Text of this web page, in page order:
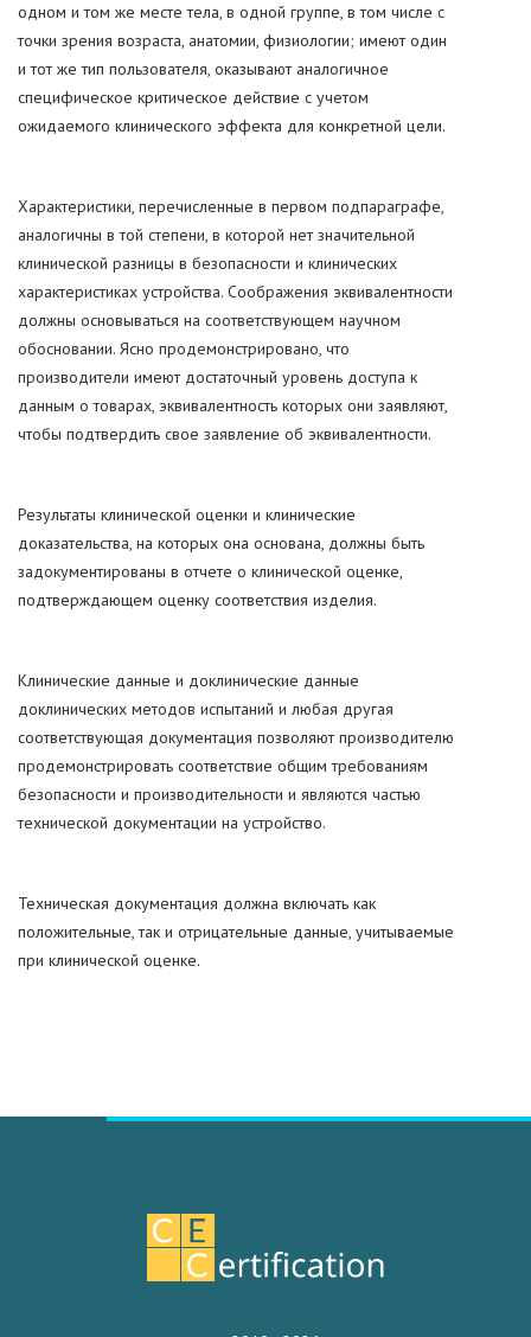
одном и том же месте тела, в одной группе, в том числе с
точки зрения возраста, анатомии, физиологии; имеют один
и тот же тип пользователя, оказывают аналогичное
специфическое критическое действие с учетом
ожидаемого клинического эффекта для конкретной цели.
Характеристики, перечисленные в первом подпараграфе,
аналогичны в той степени, в которой нет значительной
клинической разницы в безопасности и клинических
характеристиках устройства. Соображения эквивалентности
должны основываться на соответствующем научном
обосновании. Ясно продемонстрировано, что
производители имеют достаточный уровень доступа к
данным о товарах, эквивалентность которых они заявляют,
чтобы подтвердить свое заявление об эквивалентности.
Результаты клинической оценки и клинические
доказательства, на которых она основана, должны быть
задокументированы в отчете о клинической оценке,
подтверждающем оценку соответствия изделия.
Клинические данные и доклинические данные
доклинических методов испытаний и любая другая
соответствующая документация позволяют производителю
продемонстрировать соответствие общим требованиям
безопасности и производительности и являются частью
технической документации на устройство.
Техническая документация должна включать как
положительные, так и отрицательные данные, учитываемые
при клинической оценке.